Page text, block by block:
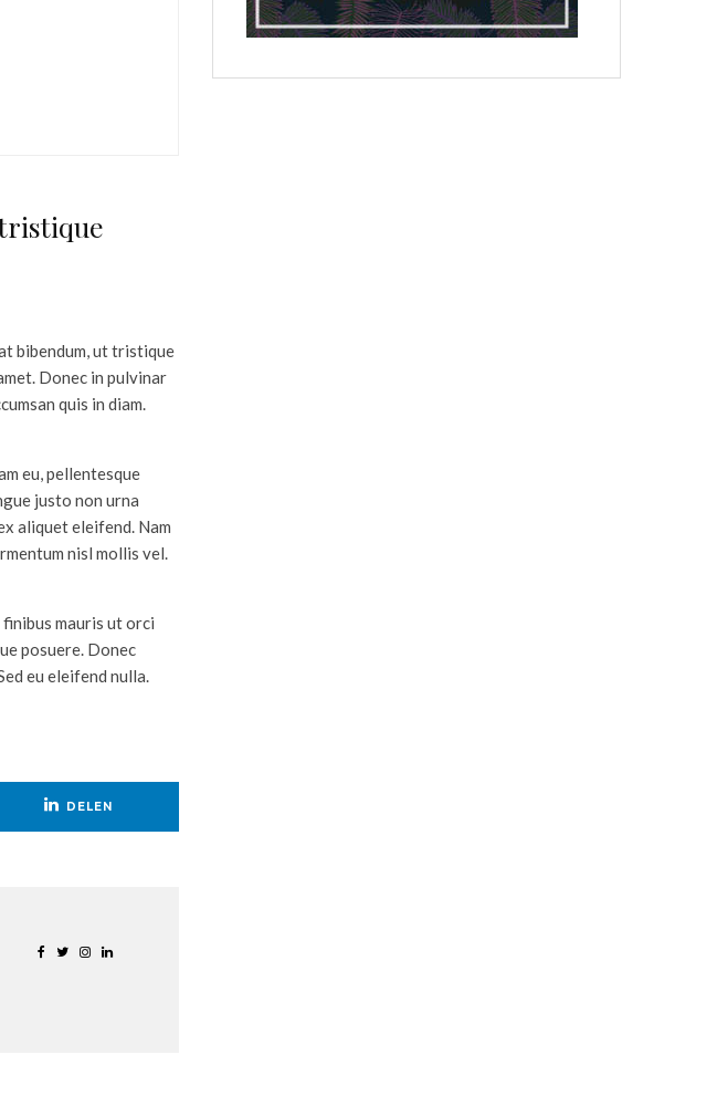
bibendum, ut tristique
Donec in pulvinar
quis in diam.
eu, pellentesque
justo non urna
aliquet eleifend. Nam
nisl mollis vel.
mauris ut orci
posuere. Donec
eu eleifend nulla.
DELEN